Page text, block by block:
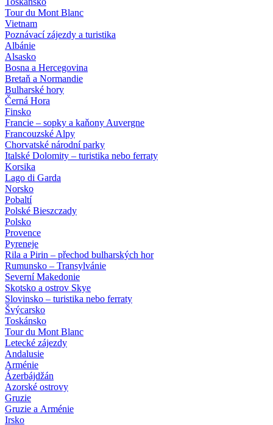
Tour du Mont Blanc
Vietnam
Poznávací zájezdy a turistika
Albánie
Alsasko
Bosna a Hercegovina
Bretaň a Normandie
Bulharské hory
Černá Hora
Finsko
Francie – sopky a kaňony Auvergne
Francouzské Alpy
Chorvatské národní parky
Italské Dolomity – turistika nebo ferraty
Korsika
Lago di Garda
Norsko
Pobaltí
Polské Bieszczady
Polsko
Provence
Pyreneje
Rila a Pirin – přechod bulharských hor
Rumunsko – Transylvánie
Severní Makedonie
Skotsko a ostrov Skye
Slovinsko – turistika nebo ferraty
Švýcarsko
Toskánsko
Tour du Mont Blanc
Letecké zájezdy
Andalusie
Arménie
Ázerbájdžán
Azorské ostrovy
Gruzie
Gruzie a Arménie
Irsko